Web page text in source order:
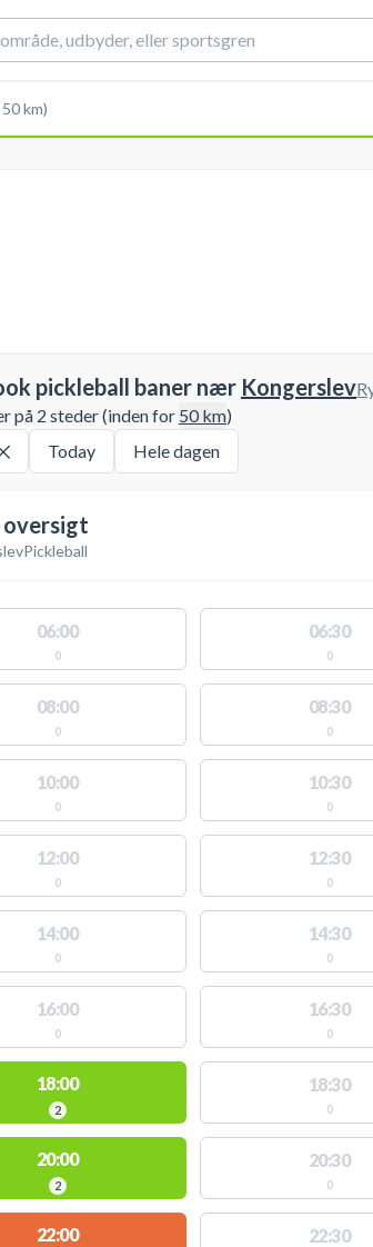
km)
pickleball baner nær Kongerslev
på 2 steder (inden for 50km)
Today Hele dagen
oversigt
Pickleball
06:00
0
06:30
0
08:00
0
08:30
0
10:00
0
10:30
0
12:00
0
12:30
0
14:00
0
14:30
0
16:00
0
16:30
0
18:00
2
18:30
0
20:00
2
20:30
0
22:00 22:30